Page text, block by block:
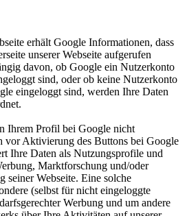
erhält Google Informationen, dass
unserer Webseite aufgerufen
davon, ob Google ein Nutzerkonto
sind, oder ob keine Nutzerkonto
eingeloggt sind, werden Ihre Daten
Ihrem Profil bei Google nicht
vor Aktivierung des Buttons bei Google
Ihre Daten als Nutzungsprofile und
Marktforschung und/oder
seiner Webseite. Eine solche
(selbst für nicht eingeloggte
Werbung und um andere